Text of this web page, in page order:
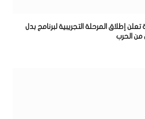
إطلاق المرحلة التجريبية لبرنامج بدل
من الحرب